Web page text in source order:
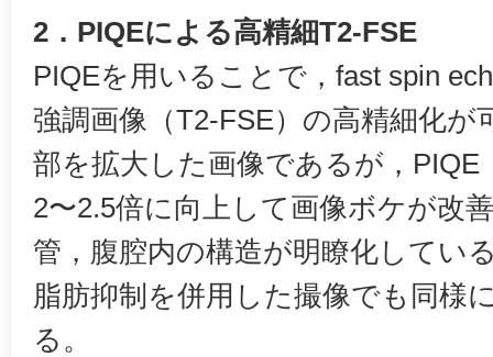
2．PIQEによる高精細T2-FSE
PIQEを用いることで，fast spin
強調画像（T2-FSE）の高精細化が
部を拡大した画像であるが，PIQE
2〜2.5倍に向上して画像ボケが改
管，腹腔内の構造が明瞭化してい
脂肪抑制を併用した撮像でも同様
る。